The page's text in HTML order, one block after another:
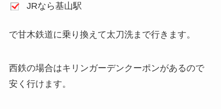
JRなら基山駅
で甘木鉄道に乗り換えて太刀洗まで行きます。
西鉄の場合はキリンガーデンクーポンがあるので
安く行けます。